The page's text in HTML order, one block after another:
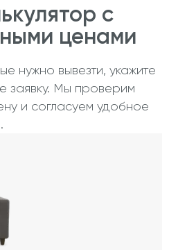
с
ценами
нужно вывезти, укажите
заявку. Мы проверим
и согласуем удобное